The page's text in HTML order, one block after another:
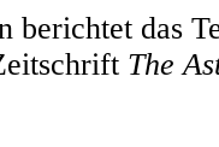
berichtet das
The